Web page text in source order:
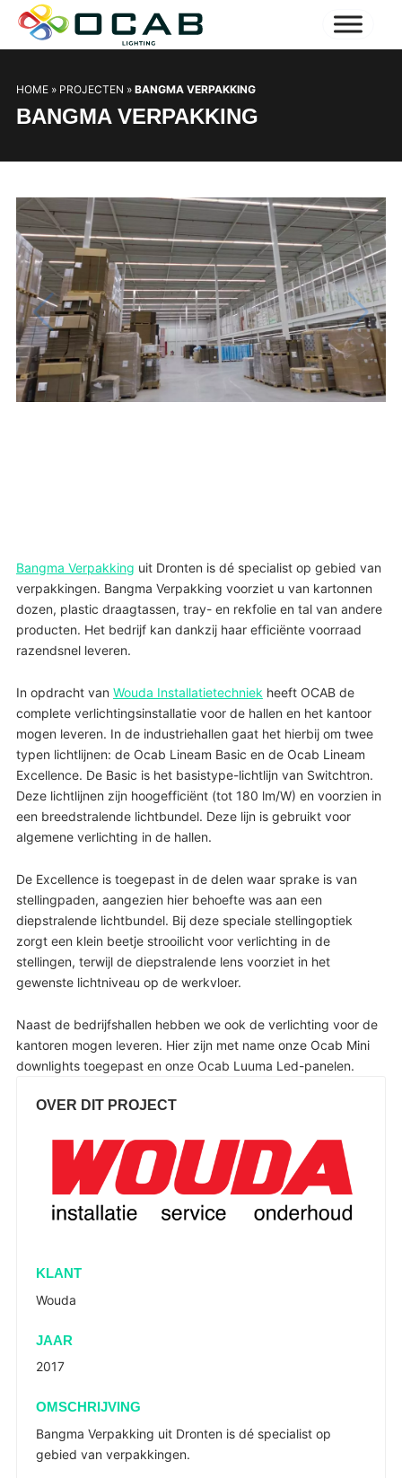
HOME» PROJECTEN » BANGMA VERPAKKING
BANGMA VERPAKKING
Bangma Verpakking uit Dronten is dé specialist op gebied van
verpakkingen. Bangma Verpakking voorziet u van kartonnen
dozen, plastic draagtassen, tray- en rekfolie en tal van andere
producten. Het bedrijf kan dankzij haar efficiënte voorraad
razendsnel leveren.
In opdracht van Wouda Installatietechniek heeft OCAB de
complete verlichtingsinstallatie voor de hallen en het kantoor
mogen leveren. In de industriehallen gaat het hierbij om twee
typen lichtlijnen: de Ocab Lineam Basic en de Ocab Lineam
Excellence. De Basic is het basistype-lichtlijn van Switchtron.
Deze lichtlijnen zijn hoogefficiënt (tot 180 lm/W) en voorzien in
een breedstralende lichtbundel. Deze lijn is gebruikt voor
algemene verlichting in de hallen.
De Excellence is toegepast in de delen waar sprake is van
stellingpaden, aangezien hier behoefte was aan een
diepstralende lichtbundel. Bij deze speciale stellingoptiek
zorgt een klein beetje strooilicht voor verlichting in de
stellingen, terwijl de diepstralende lens voorziet in het
gewenste lichtniveau op de werkvloer.
Naast de bedrijfshallen hebben we ook de verlichting voor de
kantoren mogen leveren. Hier zijn met name onze Ocab Mini
downlights toegepast en onze Ocab Luuma Led-panelen.
OVER DIT PROJECT
KLANT
Wouda
JAAR
2017
OMSCHRIJVING
Bangma Verpakking uit Dronten is dé specialist op
gebied van verpakkingen.